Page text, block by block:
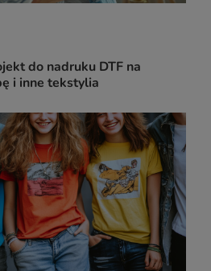
do nadruku DTF na
i inne tekstylia